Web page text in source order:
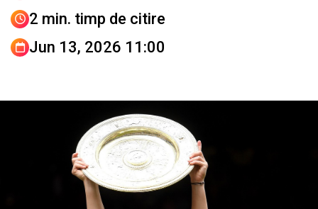
2 min. timp de citire
Jun 13, 2026 11:00